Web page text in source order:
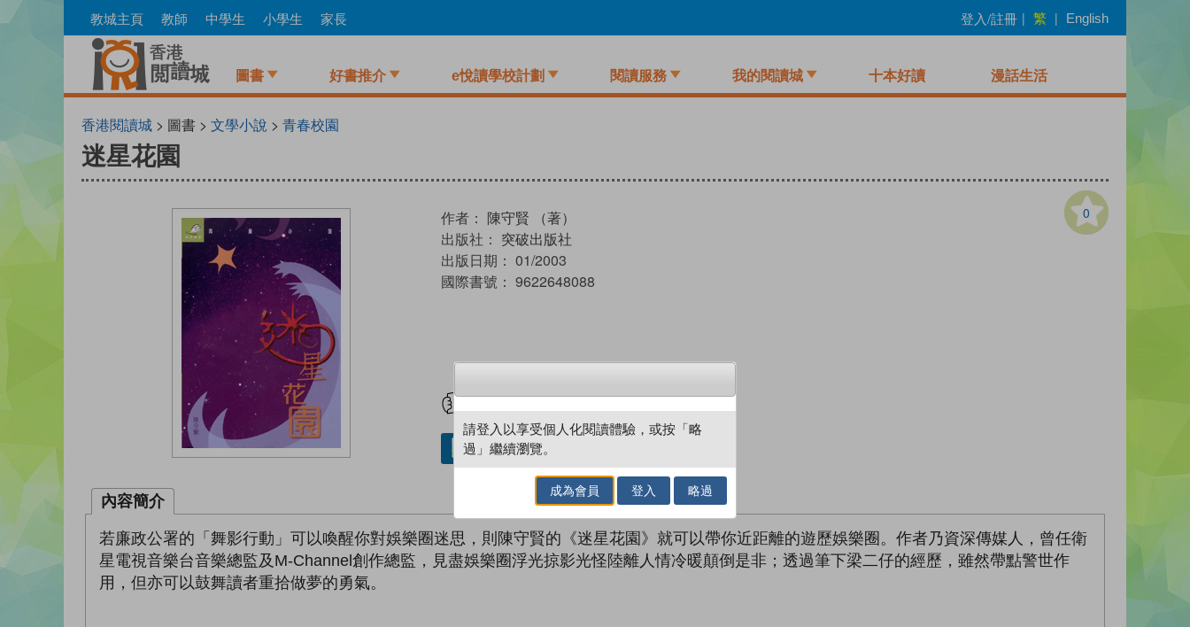
to
教城主頁 教師 中學生 小學生 家長 登入/註冊 | 繁 | English
圖書 好書推介 e悅讀學校計劃 閱讀服務 我的閱讀城 十本好讀 漫話生活
香港閱讀城 > 圖書 > 文學小說 > 青春校園
迷星花園
0
作者： 陳守賢 （著）
出版社： 突破出版社
出版日期： 01/2003
國際書號： 9622648088
借閱實體書
內容簡介
若廉政公署的「舞影行動」可以喚醒你對娛樂圈迷思，則陳守賢的《迷星花園》就可以帶你近距離的遊歷娛樂圈。作者乃資深傳媒人，曾任衛
星電視音樂台音樂總監及M-Channel創作總監，見盡娛樂圈浮光掠影光怪陸離人情冷暖顛倒是非；透過筆下梁二仔的經歷，雖然帶點警世作
用，但亦可以鼓舞讀者重拾做夢的勇氣。
請登入以享受個人化閱讀體驗，或按「略
過」繼續瀏覽。
成為會員 登入 略過